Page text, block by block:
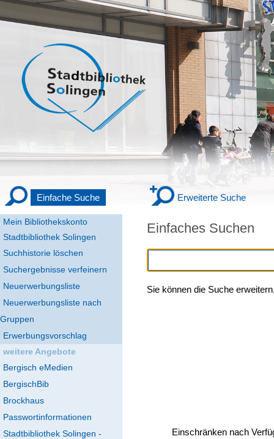
Mein Bibliothekskonto
Stadtbibliothek Solingen
Einfache Suche Erweiterte Suche
Suchhistorie löschen
Suchergebnisse verfeinern
Neuerwerbungsliste
Neuerwerbungsliste nach
Gruppen
Erwerbungsvorschlag
weitere Angebote
Bergisch eMedien
BergischBib
Brockhaus
Passwortinformationen
Stadtbibliothek Solingen -
Einfaches Suchen
Sie können die Suche
Einschränken nach